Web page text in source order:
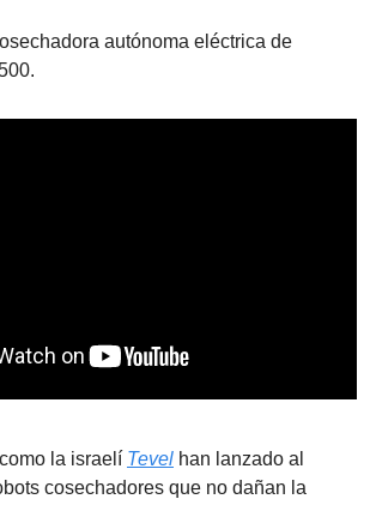
autónoma eléctrica de
la israelí Tevel han lanzado al
cosechadores que no dañan la